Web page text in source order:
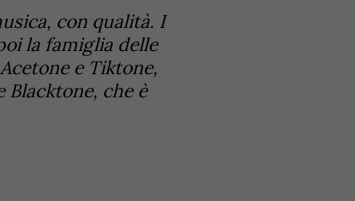
con qualità. I
la famiglia delle
e Tiktone,
Blacktone, che è